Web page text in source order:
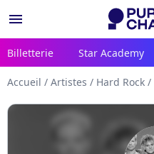
menu
Billetterie Star Academy
Accueil / Artistes / Hard Rock /